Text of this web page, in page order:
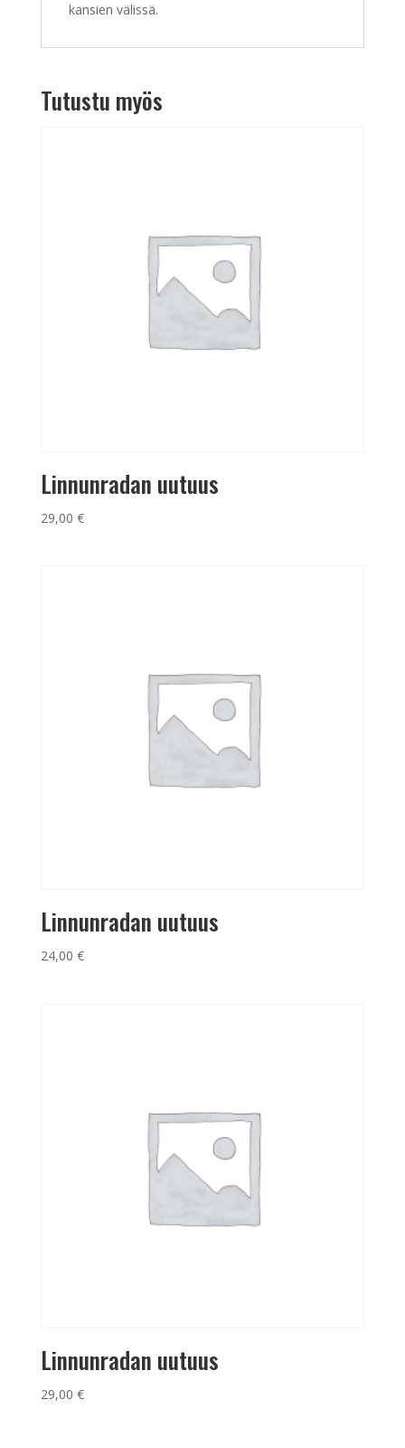
kansien välissä.
Tutustu myös
Linnunradan uutuus
29,00 €
Linnunradan uutuus
24,00 €
Linnunradan uutuus
29,00 €